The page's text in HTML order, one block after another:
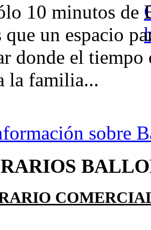
10 minutos de
que un espacio
donde el tiempo
la familia...
sobre